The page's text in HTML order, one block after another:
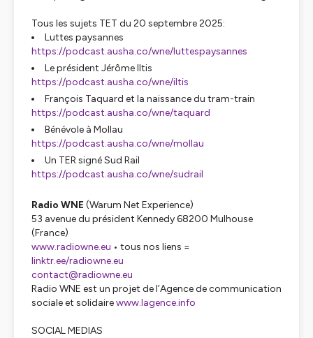
Tous les sujets TET du 20 septembre 2025:
Luttes paysannes
https://podcast.ausha.co/wne/luttespaysannes
Le président Jérôme Iltis
https://podcast.ausha.co/wne/iltis
François Taquard et la naissance du tram-train
https://podcast.ausha.co/wne/taquard
Bénévole à Mollau
https://podcast.ausha.co/wne/mollau
Un TER signé Sud Rail
https://podcast.ausha.co/wne/sudrail
Radio WNE (Warum Net Experience)
53 avenue du président Kennedy 68200 Mulhouse
(France)
www.radiowne.eu • tous nos liens =
linktr.ee/radiowne.eu
contact@radiowne.eu
Radio WNE est un projet de l’Agence de communication
sociale et solidairewww.lagence.info
SOCIAL MEDIAS